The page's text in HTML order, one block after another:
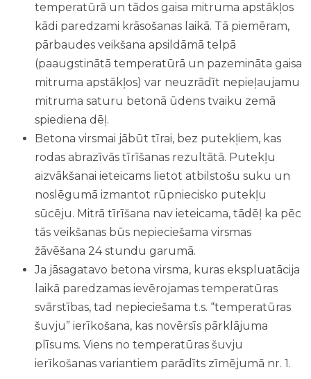
temperatūrā un tādos gaisa mitruma apstākļos
kādi paredzami krāsošanas laikā. Tā piemēram,
pārbaudes veikšana apsildāmā telpā
(paaugstinātā temperatūrā un pazemināta gaisa
mitruma apstākļos) var neuzrādīt nepieļaujamu
mitruma saturu betonā ūdens tvaiku zemā
spiediena dēļ.
Betona virsmai jābūt tīrai, bez putekļiem, kas
rodas abrazīvās tīrīšanas rezultātā. Putekļu
aizvākšanai ieteicams lietot atbilstošu suku un
noslēgumā izmantot rūpniecisko putekļu
sūcēju. Mitrā tīrīšana nav ieteicama, tādēļ ka pēc
tās veikšanas būs nepieciešama virsmas
žāvēšana 24 stundu garumā.
Ja jāsagatavo betona virsma, kuras ekspluatācija
laikā paredzamas ievērojamas temperatūras
svārstības, tad nepieciešama t.s. “temperatūras
šuvju” ierīkošana, kas novērsīs pārklājuma
plīsums. Viens no temperatūras šuvju
ierīkošanas variantiem parādīts zīmējumā nr. 1.